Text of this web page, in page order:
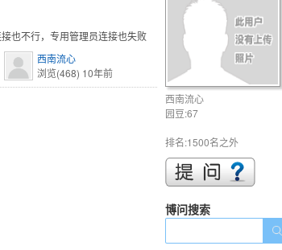
也不行，专用管理员连接也失败
西南流心
浏览(468) 10年前
西南流心
园豆:67
排名:1500名之外
博问搜索